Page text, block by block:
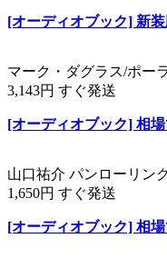
[オーディオブック] 新
マーク・ダグラス/ポー
3,143円 すぐ発送
[オーディオブック] 相
山口祐介 パンローリン
1,650円 すぐ発送
[オーディオブック] 相